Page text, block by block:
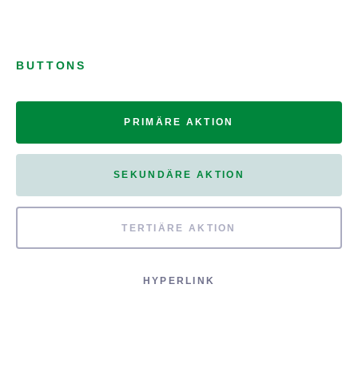
BUTTONS
PRIMÄRE AKTION
SEKUNDÄRE AKTION
TERTIÄRE AKTION
HYPERLINK